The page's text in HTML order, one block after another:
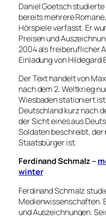
Daniel Goetsch
bereits mehrere
Hörspiele verfasst. Er
Preisen und
2004 als freiberuflicher
Einladung von Hildegard
Der Text handelt von
nach dem 2. Weltkrieg
Wiesbaden stationiert
Deutschland kurz nach
der Sicht eines aus
Soldaten beschreibt,
Staatsbürger ist.
Ferdinand Schmalz –
winter
Ferdinand Schmalz
Medienwissenschaften.
und Auszeichnungen.